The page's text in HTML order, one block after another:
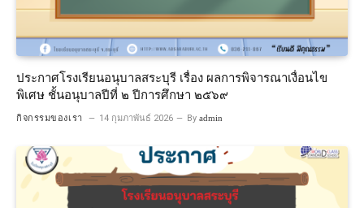
ประกาศโรงเรียนอนุบาลสระบุรี เรื่อง ผลการพิจารณาเงื่อนไข
พิเศษ ชั้นอนุบาลปีที่ ๒ ปีการศึกษา ๒๕๖๙
กิจกรรมของเรา 14 กุมภาพันธ์ 2026 By admin